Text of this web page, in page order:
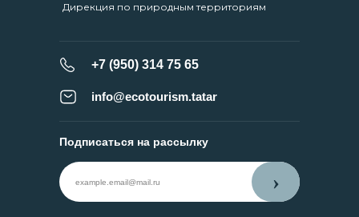
Дирекция по природным территориям
›
Подписаться на рассылку
+7 (950) 314 75 65
info@ecotourism.tatar